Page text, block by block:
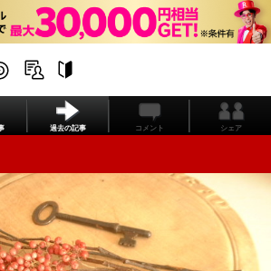
過去の記事 コメント シェア